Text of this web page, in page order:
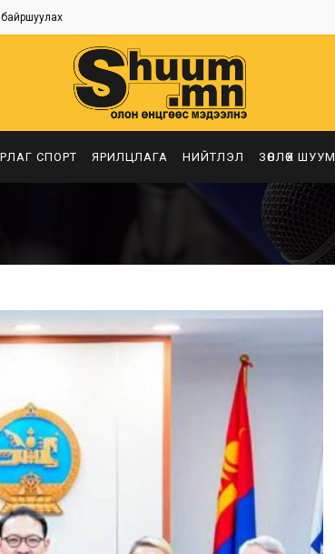
СПОРТ ЯРИЛЦЛАГА НИЙТЛЭЛ ЗӨВЛӨХ ШУУМ